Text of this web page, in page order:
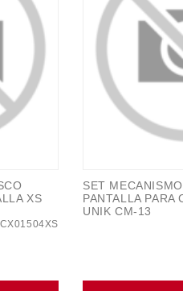
XS
SET
PANTALLA PARA
UNIK CM-13